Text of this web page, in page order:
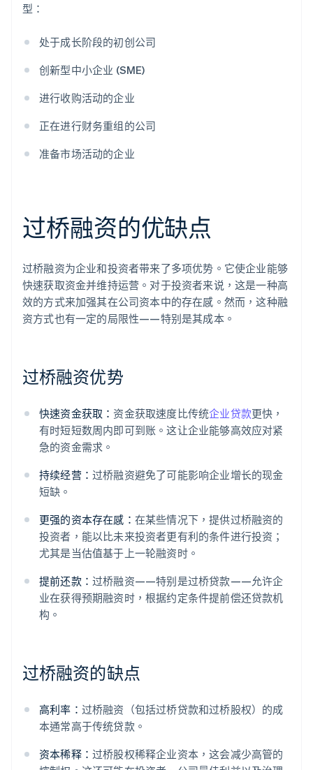
型：
处于成长阶段的初创公司
创新型中小企业 (SME)
进行收购活动的企业
正在进行财务重组的公司
准备市场活动的企业
过桥融资的优缺点
过桥融资为企业和投资者带来了多项优势。它使企业能够
快速获取资金并维持运营。对于投资者来说，这是一种高
效的方式来加强其在公司资本中的存在感。然而，这种融
资方式也有一定的局限性——特别是其成本。
过桥融资优势
快速资金获取： 资金获取速度比传统企业贷款更快，
有时短短数周内即可到账。这让企业能够高效应对紧
急的资金需求。
持续经营： 过桥融资避免了可能影响企业增长的现金
短缺。
更强的资本存在感： 在某些情况下，提供过桥融资的
投资者，能以比未来投资者更有利的条件进行投资；
尤其是当估值基于上一轮融资时。
提前还款： 过桥融资——特别是过桥贷款——允许企
业在获得预期融资时，根据约定条件提前偿还贷款机
构。
过桥融资的缺点
高利率： 过桥融资（包括过桥贷款和过桥股权）的成
本通常高于传统贷款。
资本稀释： 过桥股权稀释企业资本，这会减少高管的